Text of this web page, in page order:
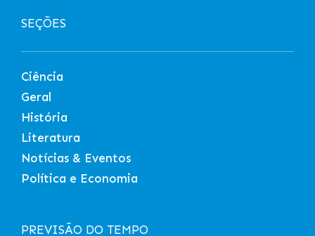
SEÇÕES
Ciência
Geral
História
Literatura
Notícias & Eventos
Política e Economia
PREVISÃO DO TEMPO